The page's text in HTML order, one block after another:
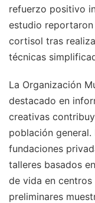
refuerzo positivo
estudio reportaron
cortisol tras
técnicas
La Organización
destacado en
creativas
población
fundaciones
talleres basados
de vida en
preliminares